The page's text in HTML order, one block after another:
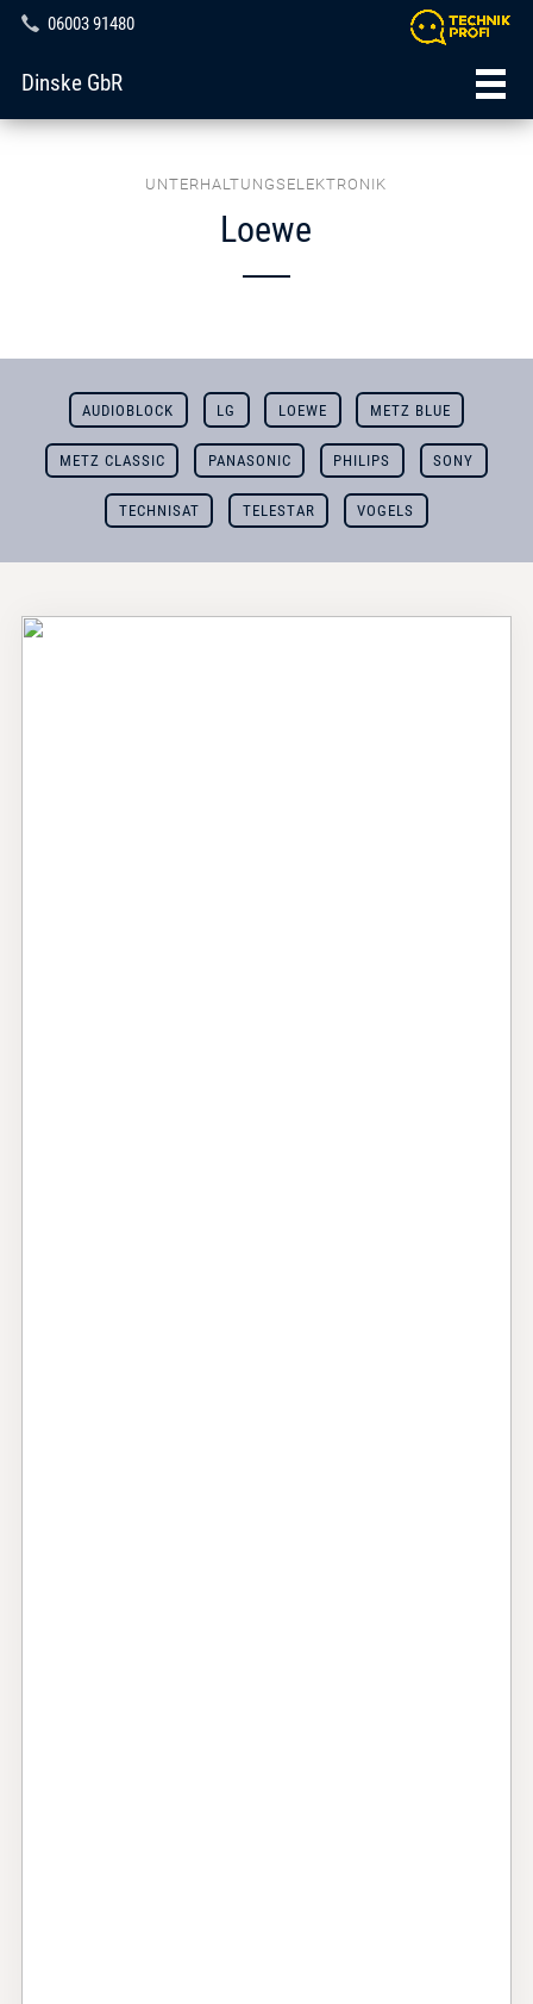
06003 91480
Dinske GbR
UNTERHALTUNGSELEKTRONIK
Loewe
AUDIOBLOCK LG LOEWE METZ BLUE
METZ CLASSIC PANASONIC PHILIPS SONY
TECHNISAT TELESTAR VOGELS